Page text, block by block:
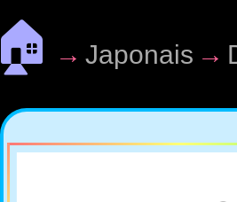
🏠 → Japonais →